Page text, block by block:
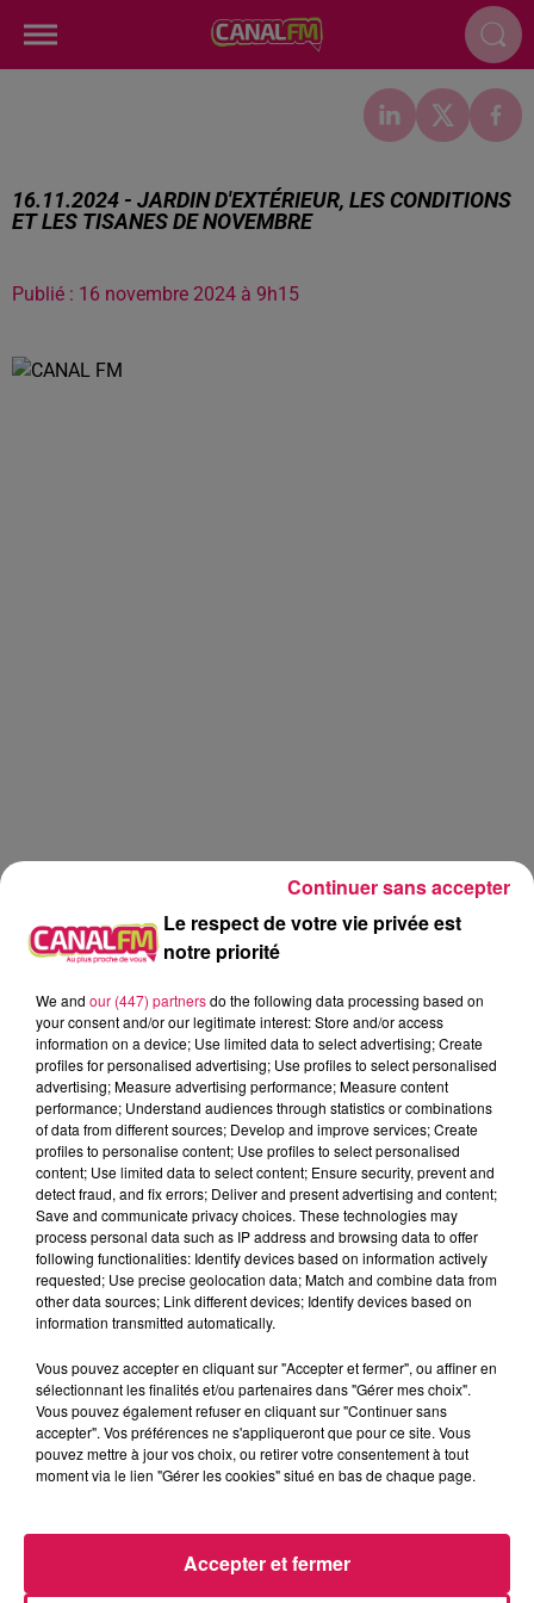
16.11.2024 - JARDIN D'EXTÉRIEUR, LES CONDITIONS
ET LES TISANES DE NOVEMBRE
Publié : 16 novembre 2024 à 9h15
Eva
Graines d'idées
0:00 5 min 20 sec
16 novembre 2024 - 5 min 20 sec
16.11.2024 - JARDIN D'EXTÉRIEUR, LES
CONDITIONS ET LES TISANES DE NOVEMBRE
Retrouvez ici le rendez-vous Jardin et potager de Canal fm
en partenariat avec l'association "Les Jardiniers de
Maubeuge et de la Vallée de la Sambre"
Le respect de votre vie privée est
notre priorité
We and our (447) partnersdo the following data processing based on
your consent and/or our legitimate interest: Store and/or access
information on a device; Use limited data to select advertising; Create
profiles for personalised advertising; Use profiles to select personalised
advertising; Measure advertising performance; Measure content
performance; Understand audiences through statistics or combinations
of data from different sources; Develop and improve services; Create
profiles to personalise content; Use profiles to select personalised
content; Use limited data to select content; Ensure security, prevent and
detect fraud, and fix errors; Deliver and present advertising and content;
Save and communicate privacy choices. These technologies may
process personal data such as IP address and browsing data to offer
following functionalities: Identify devices based on information actively
requested; Use precise geolocation data; Match and combine data from
other data sources; Link different devices; Identify devices based on
information transmitted automatically.
Vous pouvez accepter en cliquant sur "Accepter et fermer", ou affiner en
sélectionnant les finalités et/ou partenaires dans "Gérer mes choix".
Vous pouvez également refuser en cliquant sur "Continuer sans
accepter". Vos préférences ne s'appliqueront que pour ce site. Vous
pouvez mettre à jour vos choix, ou retirer votre consentement à tout
moment via le lien "Gérer les cookies" situé en bas de chaque page.
Accepter et fermer
Continuer sans accepter